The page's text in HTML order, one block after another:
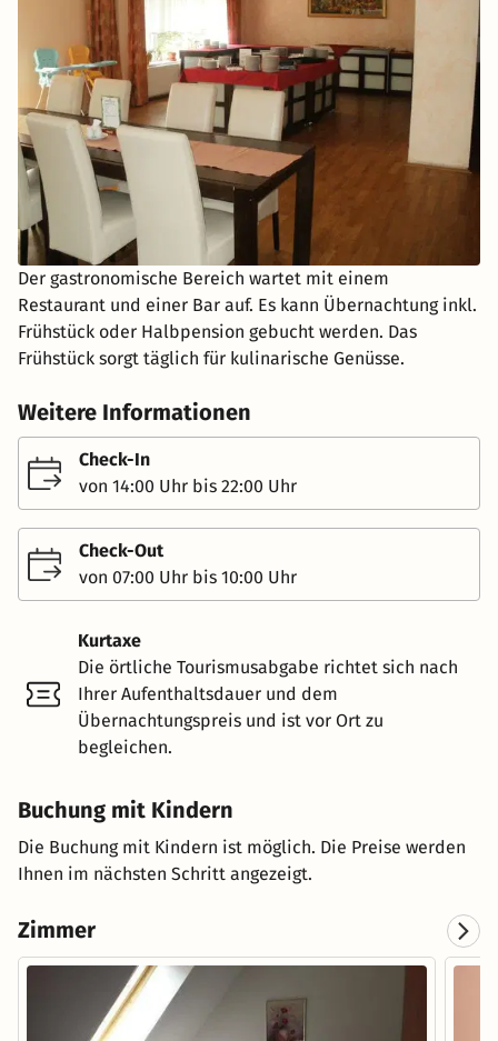
Der gastronomische Bereich wartet mit einem
Restaurant und einer Bar auf. Es kann Übernachtung inkl.
Frühstück oder Halbpension gebucht werden. Das
Frühstück sorgt täglich für kulinarische Genüsse.
Weitere Informationen
Check-In
von 14:00 Uhr bis 22:00 Uhr
Check-Out
von 07:00 Uhr bis 10:00 Uhr
Kurtaxe
Die örtliche Tourismusabgabe richtet sich nach
Ihrer Aufenthaltsdauer und dem
Übernachtungspreis und ist vor Ort zu
begleichen.
Buchung mit Kindern
Die Buchung mit Kindern ist möglich. Die Preise werden
Ihnen im nächsten Schritt angezeigt.
Zimmer